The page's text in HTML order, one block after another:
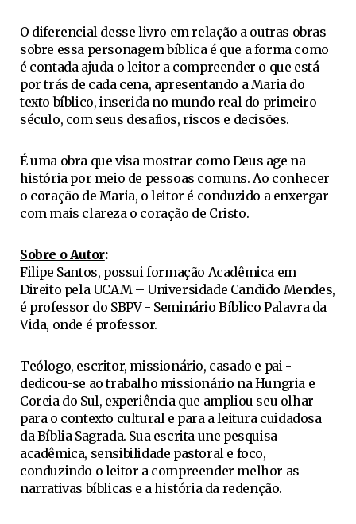
O diferencial desse livro em relação a outras obras
sobre essa personagem bíblica é que a forma como
é contada ajuda o leitor a compreender o que está
por trás de cada cena, apresentando a Maria do
texto bíblico, inserida no mundo real do primeiro
século, com seus desafios, riscos e decisões.
É uma obra que visa mostrar como Deus age na
história por meio de pessoas comuns. Ao conhecer
o coração de Maria, o leitor é conduzido a enxergar
com mais clareza o coração de Cristo.
Sobre o Autor:
Filipe Santos, possui formação Acadêmica em
Direito pela UCAM – Universidade Candido Mendes,
é professor do SBPV - Seminário Bíblico Palavra da
Vida, onde é professor.
Teólogo, escritor, missionário, casado e pai -
dedicou-se ao trabalho missionário na Hungria e
Coreia do Sul, experiência que ampliou seu olhar
para o contexto cultural e para a leitura cuidadosa
da Bíblia Sagrada. Sua escrita une pesquisa
acadêmica, sensibilidade pastoral e foco,
conduzindo o leitor a compreender melhor as
narrativas bíblicas e a história da redenção.